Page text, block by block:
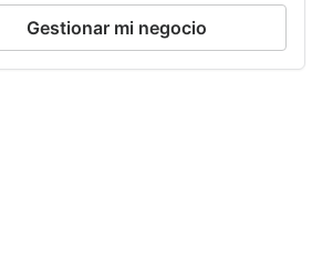
Gestionar mi negocio